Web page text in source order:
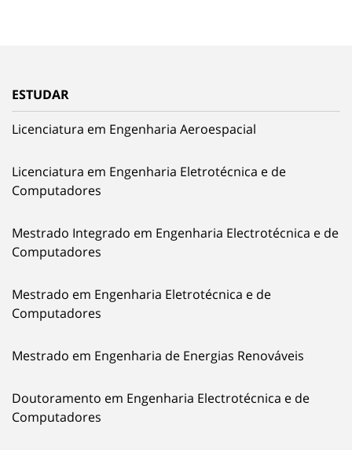
ESTUDAR
Licenciatura em Engenharia Aeroespacial
Licenciatura em Engenharia Eletrotécnica e de
Computadores
Mestrado Integrado em Engenharia Electrotécnica e de
Computadores
Mestrado em Engenharia Eletrotécnica e de
Computadores
Mestrado em Engenharia de Energias Renováveis
Doutoramento em Engenharia Electrotécnica e de
Computadores